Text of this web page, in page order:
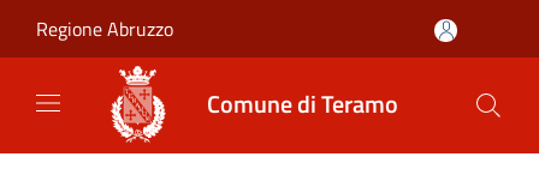
Regione Abruzzo
Comune di Teramo